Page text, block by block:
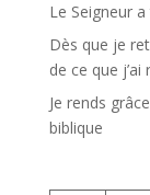
Le Seigneur
Dès que je
de ce que j’ai
Je rends
biblique